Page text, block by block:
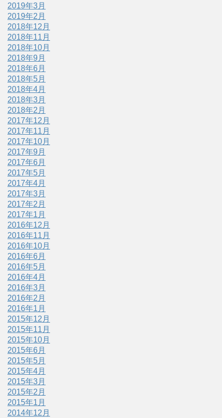
2019年3月
2019年2月
2018年12月
2018年11月
2018年10月
2018年9月
2018年6月
2018年5月
2018年4月
2018年3月
2018年2月
2017年12月
2017年11月
2017年10月
2017年9月
2017年6月
2017年5月
2017年4月
2017年3月
2017年2月
2017年1月
2016年12月
2016年11月
2016年10月
2016年6月
2016年5月
2016年4月
2016年3月
2016年2月
2016年1月
2015年12月
2015年11月
2015年10月
2015年6月
2015年5月
2015年4月
2015年3月
2015年2月
2015年1月
2014年12月